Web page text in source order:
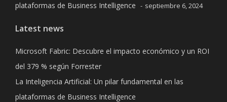
plataformas de Business Intelligence
septiembre 6, 2024
Latest news
Microsoft Fabric: Descubre el impacto económico y un ROI
del 379 % según Forrester
La Inteligencia Artificial: Un pilar fundamental en las
plataformas de Business Intelligence